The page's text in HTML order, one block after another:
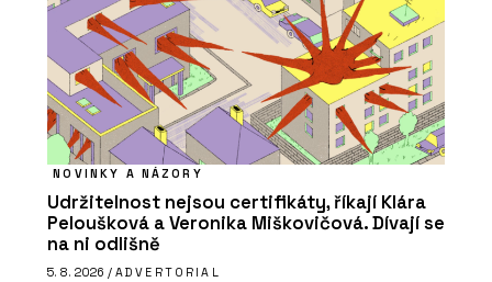
NOVINKY A NÁZORY
Udržitelnost nejsou certifikáty, říkají Klára
Peloušková a Veronika Miškovičová. Dívají se
na ni odlišně
5. 8. 2026 / ADVERTORIAL